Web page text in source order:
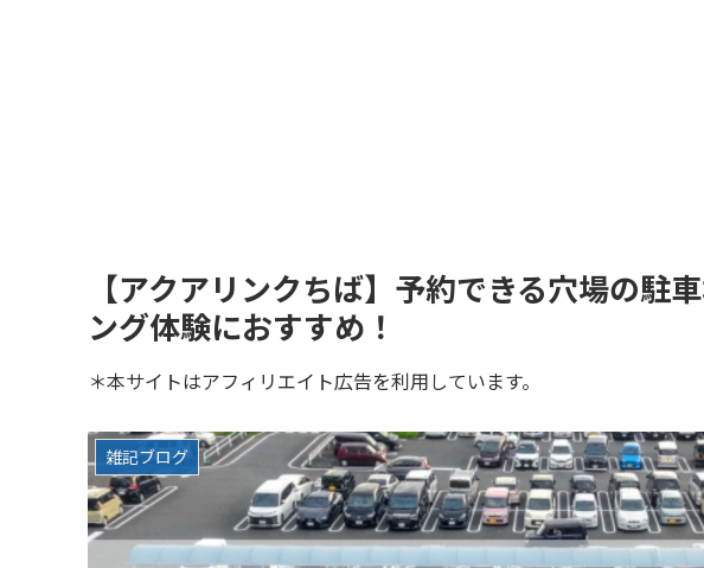
【アクアリンクちば】予約できる穴場の駐
ング体験におすすめ！
＊本サイトはアフィリエイト広告を利用しています。
雑記ブログ